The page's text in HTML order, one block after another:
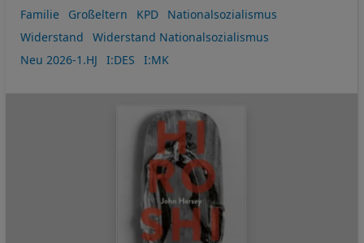
Familie
Großeltern KPD
Nationalsozialismus
Widerstand
Widerstand Nationalsozialismus
Neu 2026-1.HJ
I:DES I:MK